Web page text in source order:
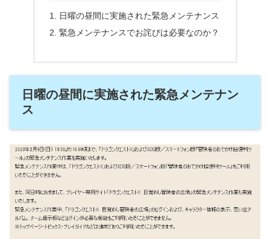
日曜の昼間に実施された緊急メンテナンス
緊急メンテナンスでお詫びは必要なのか？
日曜の昼間に実施された緊急メンテナン
ス